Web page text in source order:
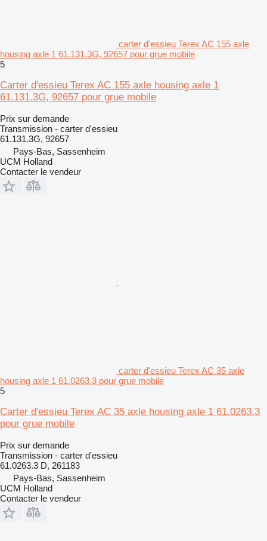
carter d'essieu Terex AC 155 axle
housing axle 1 61.131.3G, 92657 pour grue mobile
5
Carter d'essieu Terex AC 155 axle housing axle 1
61.131.3G, 92657 pour grue mobile
Prix sur demande
Transmission - carter d'essieu
61.131.3G, 92657
Pays-Bas, Sassenheim
UCM Holland
Contacter le vendeur
carter d'essieu Terex AC 35 axle
housing axle 1 61.0263.3 pour grue mobile
5
Carter d'essieu Terex AC 35 axle housing axle 1 61.0263.3
pour grue mobile
Prix sur demande
Transmission - carter d'essieu
61.0263.3 D, 261183
Pays-Bas, Sassenheim
UCM Holland
Contacter le vendeur